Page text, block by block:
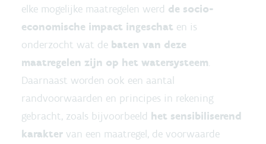
elke mogelijke maatregelen werd de socio-
economische impact ingeschat en is
onderzocht wat de baten van deze
maatregelen zijn op het watersysteem.
Daarnaast worden ook een aantal
randvoorwaarden en principes in rekening
gebracht, zoals bijvoorbeeld het sensibiliserend
karakter van een maatregel, de voorwaarde